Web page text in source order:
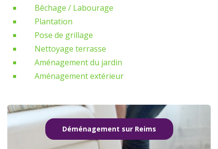
Bêchage / Labourage
Plantation
Pose de grillage
Nettoyage terrasse
Aménagement du jardin
Aménagement extérieur
Déménagement sur Reims